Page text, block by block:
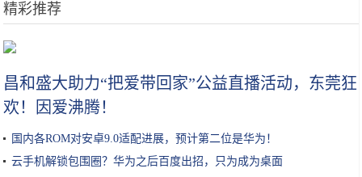
精彩推荐
昌和盛大助力“把爱带回家”公益直播活动，东莞狂
欢！因爱沸腾！
国内各ROM对安卓9.0适配进展，预计第二位是华为！
云手机解锁包围圈？华为之后百度出招，只为成为桌面